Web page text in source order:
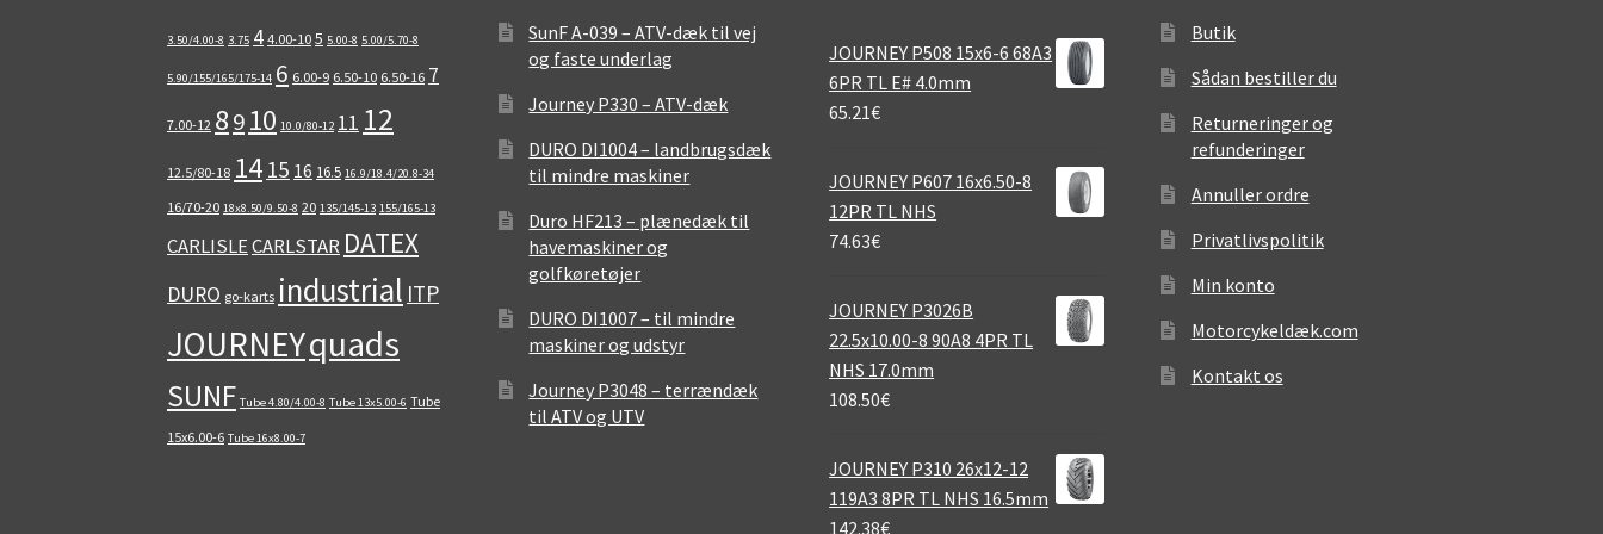
3.50/4.00-8 3.75 4 4.00-10 5 5.00-8 5.00/5.70-8
5.90/155/165/175-14 6 6.00-9 6.50-10 6.50-16 7
7.00-12 8910 10.0/80-12 11 12
12.5/80-18 14 15 16 16.5 16.9/18.4/20.8-34
16/70-20 18x8.50/9.50-8 20 135/145-13 155/165-13
CARLISLECARLSTAR DATEX
DURO go-karts industrial ITP
JOURNEYquads
SUNF Tube 4.80/4.00-8 Tube 13x5.00-6 Tube
15x6.00-6 Tube 16x8.00-7
SunF A-039 – ATV-dæk til vej
og faste underlag
Journey P330 – ATV-dæk
DURO DI1004 – landbrugsdæk
til mindre maskiner
Duro HF213 – plænedæk til
havemaskiner og
golfkøretøjer
DURO DI1007 – til mindre
maskiner og udstyr
Journey P3048 – terrændæk
til ATV og UTV
JOURNEY P508 15x6-6 68A3
6PR TL E# 4.0mm
65.21€
JOURNEY P607 16x6.50-8
12PR TL NHS
74.63€
JOURNEY P3026B
22.5x10.00-8 90A8 4PR TL
NHS 17.0mm
108.50€
JOURNEY P310 26x12-12
119A3 8PR TL NHS 16.5mm
142.38€
Butik
Sådan bestiller du
Returneringer og
refunderinger
Annuller ordre
Privatlivspolitik
Min konto
Motorcykeldæk.com
Kontakt os